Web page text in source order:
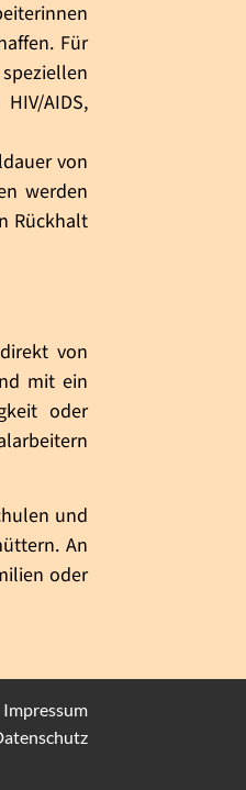
Für
AIDS,
von
werden
Rückhalt
von
mit ein
oder
und
An
oder
Impressum